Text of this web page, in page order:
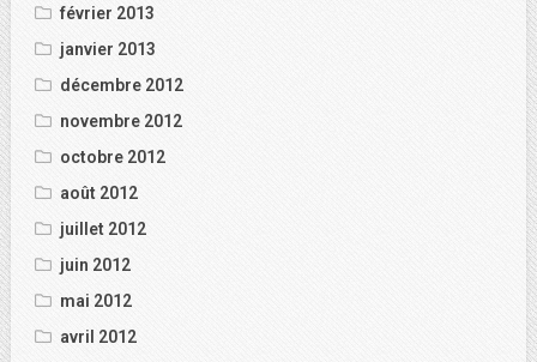
février 2013
janvier 2013
décembre 2012
novembre 2012
octobre 2012
août 2012
juillet 2012
juin 2012
mai 2012
avril 2012